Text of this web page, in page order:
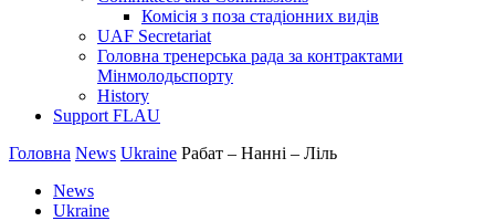
Комісія з поза стадіонних видів
UAF Secretariat
Головна тренерська рада за контрактами
Мінмолодьспорту
History
Support FLAU
Головна News Ukraine Рабат – Нанні – Ліль
News
Ukraine